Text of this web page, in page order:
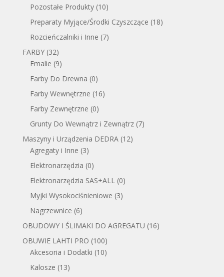
Pozostałe Produkty (10)
Preparaty Myjące/Środki Czyszczące (18)
Rozcieńczalniki i Inne (7)
FARBY (32)
Emalie (9)
Farby Do Drewna (0)
Farby Wewnętrzne (16)
Farby Zewnętrzne (0)
Grunty Do Wewnątrz i Zewnątrz (7)
Maszyny i Urządzenia DEDRA (12)
Agregaty i Inne (3)
Elektronarzędzia (0)
Elektronarzędzia SAS+ALL (0)
Myjki Wysokociśnieniowe (3)
Nagrzewnice (6)
OBUDOWY I ŚLIMAKI DO AGREGATU (16)
OBUWIE LAHTI PRO (100)
Akcesoria i Dodatki (10)
Kalosze (13)